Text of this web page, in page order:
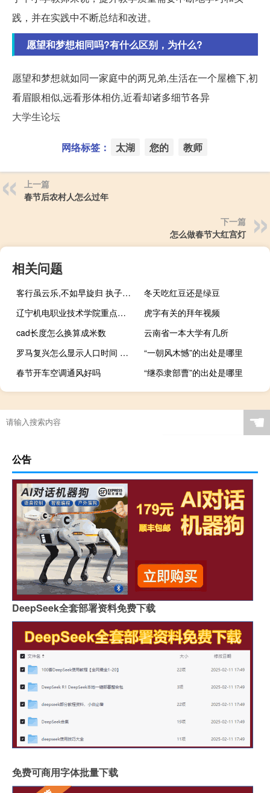
践，并在实践中不断总结和改进。
愿望和梦想相同吗?有什么区别，为什么?
愿望和梦想就如同一家庭中的两兄弟,生活在一个屋檐下,初
看眉眼相似,远看形体相仿,近看却诸多细节各异
大学生论坛
网络标签： 太湖 您的 教师
上一篇
春节后农村人怎么过年
下一篇
怎么做春节大红宫灯
相关问题
客行虽云乐,不如早旋归 执子之手,坐看云舒（客行虽云乐）
冬天吃红豆还是绿豆
辽宁机电职业技术学院重点专业有哪些
虎字有关的拜年视频
cad长度怎么换算成米数
云南省一本大学有几所
罗马复兴怎么显示人口时间 世界人口实时数据显示
“一朝风木憾”的出处是哪里
春节开车空调通风好吗
“继忝隶部曹”的出处是哪里
☚
公告
DeepSeek全套部署资料免费下载
免费可商用字体批量下载